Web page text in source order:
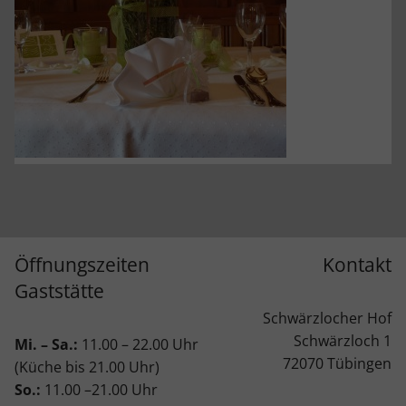
Öffnungszeiten
Gaststätte
Mi. – Sa.: 11.00 – 22.00 Uhr
(Küche bis 21.00 Uhr)
So.: 11.00 –21.00 Uhr
Kontakt
Schwärzlocher Hof
Schwärzloch 1
72070 Tübingen